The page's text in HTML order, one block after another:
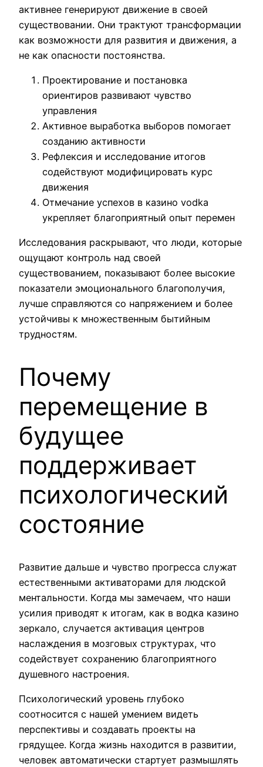
активнее генерируют движение в своей
существовании. Они трактуют трансформации
как возможности для развития и движения, а
не как опасности постоянства.
Проектирование и постановка
ориентиров развивают чувство
управления
Активное выработка выборов помогает
созданию активности
Рефлексия и исследование итогов
содействуют модифицировать курс
движения
Отмечание успехов в казино vodka
укрепляет благоприятный опыт перемен
Исследования раскрывают, что люди, которые
ощущают контроль над своей
существованием, показывают более высокие
показатели эмоционального благополучия,
лучше справляются со напряжением и более
устойчивы к множественным бытийным
трудностям.
Почему
перемещение в
будущее
поддерживает
психологический
состояние
Развитие дальше и чувство прогресса служат
естественными активаторами для людской
ментальности. Когда мы замечаем, что наши
усилия приводят к итогам, как в водка казино
зеркало, случается активация центров
наслаждения в мозговых структурах, что
содействует сохранению благоприятного
душевного настроения.
Психологический уровень глубоко
соотносится с нашей умением видеть
перспективы и создавать проекты на
грядущее. Когда жизнь находится в развитии,
человек автоматически стартует размышлять